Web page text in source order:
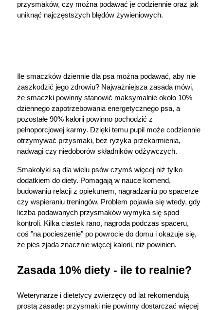
Kosmetyki
Zabawki
Sprzęt medyczny
Motoryzacja
Grupy produktowe
Marki
przysmaków, czy można podawać je codziennie oraz jak
uniknąć najczęstszych błędów żywieniowych.
Ile smaczków dziennie dla psa można podawać, aby nie
zaszkodzić jego zdrowiu? Najważniejsza zasada mówi,
że smaczki powinny stanowić maksymalnie około 10%
dziennego zapotrzebowania energetycznego psa, a
pozostałe 90% kalorii powinno pochodzić z
pełnoporcjowej karmy. Dzięki temu pupil może codziennie
otrzymywać przysmaki, bez ryzyka przekarmienia,
nadwagi czy niedoborów składników odżywczych.
Smakołyki są dla wielu psów czymś więcej niż tylko
dodatkiem do diety. Pomagają w nauce komend,
budowaniu relacji z opiekunem, nagradzaniu po spacerze
czy wspieraniu treningów. Problem pojawia się wtedy, gdy
liczba podawanych przysmaków wymyka się spod
kontroli. Kilka ciastek rano, nagroda podczas spaceru,
coś "na pocieszenie" po powrocie do domu i okazuje się,
że pies zjada znacznie więcej kalorii, niż powinien.
Zasada 10% diety - ile to realnie?
Weterynarze i dietetycy zwierzęcy od lat rekomendują
prostą zasadę: przysmaki nie powinny dostarczać więcej